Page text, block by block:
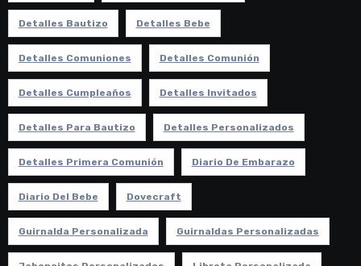
Detalles Bautizo Detalles Bebe
Detalles Comuniones Detalles Comunión
Detalles Cumpleaños Detalles Invitados
Detalles Para Bautizo Detalles Personalizados
Detalles Primera Comunión Diario De Embarazo
Diario Del Bebe Dovecraft
Guirnalda Personalizada Guirnaldas Personalizadas